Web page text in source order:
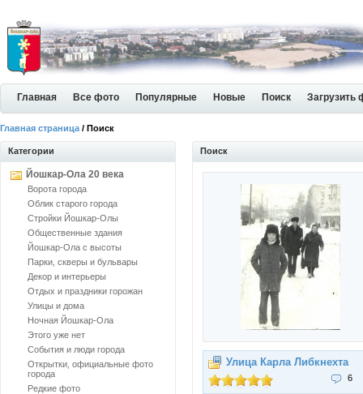
Главная Все фото Популярные Новые Поиск Загрузить
Главная страница / Поиск
Категории
Йошкар-Ола 20 века
Ворота города
Облик старого города
Стройки Йошкар-Олы
Общественные здания
Йошкар-Ола с высоты
Парки, скверы и бульвары
Декор и интерьеры
Отдых и праздники горожан
Улицы и дома
Ночная Йошкар-Ола
Этого уже нет
События и люди города
Открытки, официальные фото
города
Редкие фото
Поиск
Улица Карла Либкнехта
6